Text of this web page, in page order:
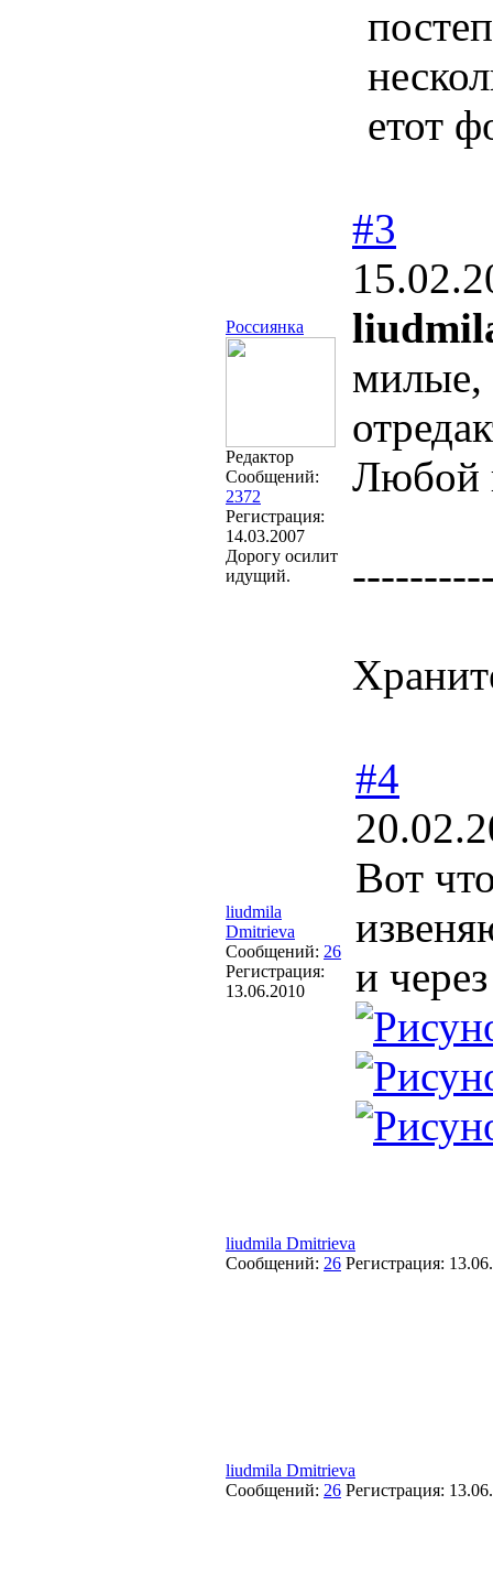
етот
Россиянка
Редактор
Сообщений:
2372
Регистрация:
14.03.2007
Дорогу осилит
идущий.
#3
милые,
Любой
liudmila
Dmitrieva
Сообщений: 26
Регистрация:
13.06.2010
#4
Вот
и
liudmila Dmitrieva
Сообщений: 26 Регистрация:
liudmila Dmitrieva
Сообщений: 26 Регистрация: